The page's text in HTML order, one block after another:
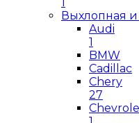
Выхлопная
Audi
1
BMW
Cadillac
Chery
27